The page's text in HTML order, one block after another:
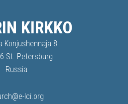
KIRKKO
Konjushennaja 8
St. Petersburg
Russia
lci.org